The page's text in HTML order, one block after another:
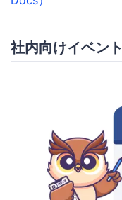
社内向けイベン